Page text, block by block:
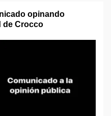
opinando
de Crocco